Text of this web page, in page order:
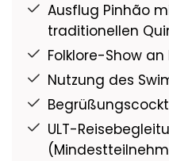
Ausflug Pinhão
traditionellen
Folklore-Show an
Nutzung des
ULT-